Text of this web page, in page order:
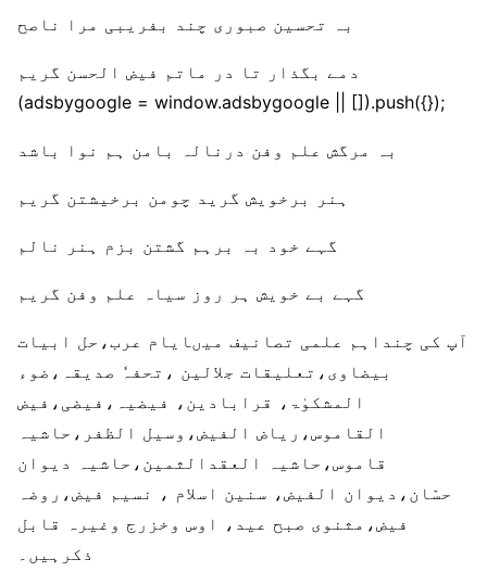
بہ تحسین صبوری چند بفریبی مرا ناصح
دمے بگذار تا در ماتم فیض الحسن گریم
(adsbygoogle = window.adsbygoogle || []).push({});
بہ مرگش علم وفن درنالہ بامن ہم نوا باشد
ہنر برخویش گرید چومن برخیشتن گریم
گہے خود بہ برہم گشتن بزم ہنر نالم
گہے بے خویش ہر روز سیاہ علم وفن گریم
آپ کی چنداہم علمی تصانیف میںایام عرب،حل ابیات
بیضاوی،تعلیقات جلالین ،تحفہٗ صدیقہ،ضوء
المشکوٰۃ، قرابادین، فیضیہ،فیضی،فیض
القاموس،ریاض الفیض،وسیل الظفر،حاشیہ
قاموس،حاشیہ العقدالثمین،حاشیہ دیوان
حسّان،دیوان الفیض، سنین اسلام ، نسیم فیض،روضہ
فیض،مثنوی صبح عید، اوس وخزرج وغیرہ قابل
ذکرہیں۔